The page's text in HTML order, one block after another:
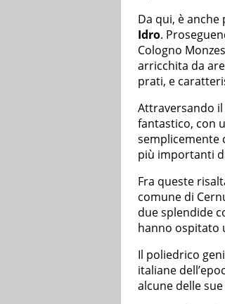
Da qui, è
Idro.
Cologno
arricchita da
prati, e
Attraversando
fantastico, con
semplicemente
più importanti
Fra queste
comune di
due splendide
hanno ospitato
Il poliedrico
italiane
alcune delle